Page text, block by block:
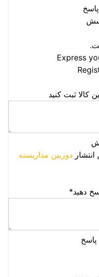
Express
کالا ثبت کنید
دوربین مداربسته
دهید*
پاسخ